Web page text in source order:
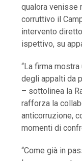
qualora venisse
corruttivo il
intervento
ispettivo, su
“La firma
degli appalti da
– sottolinea la
rafforza la
anticorruzione,
momenti di
“Come già in